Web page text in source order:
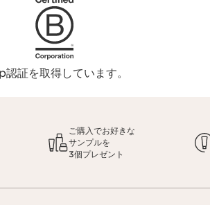
証を取得しています。
ご購入でお好きな
サンプルを
3個プレゼント